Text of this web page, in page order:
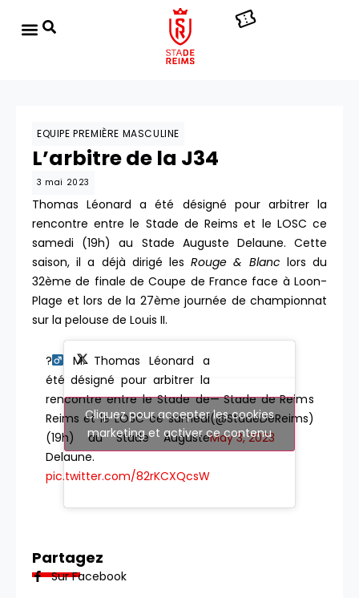
EQUIPE PREMIÈRE MASCULINE
L’arbitre de la J34
3 mai 2023
Thomas Léonard a été désigné pour arbitrer la
rencontre entre le Stade de Reims et le LOSC ce
samedi (19h) au Stade Auguste Delaune. Cette
saison, il a déjà dirigé lesRouge & Blanc lors du
32ème de finale de Coupe de France face à Loon-
Plage et lors de la 27ème journée de championnat
sur la pelouse de Louis II.
?‍
M. Thomas Léonard a
été désigné pour arbitrer la
rencontre entre le Stade de
Reims et le LOSC ce samedi
(19h) au Stade Auguste
Delaune.
pic.twitter.com/82rKCXQcsW
— Stade de Reims
(@StadeDeReims)
May 3, 2023
Cliquez pour accepter les cookies
marketing et activer ce contenu
Partagez
Sur Facebook